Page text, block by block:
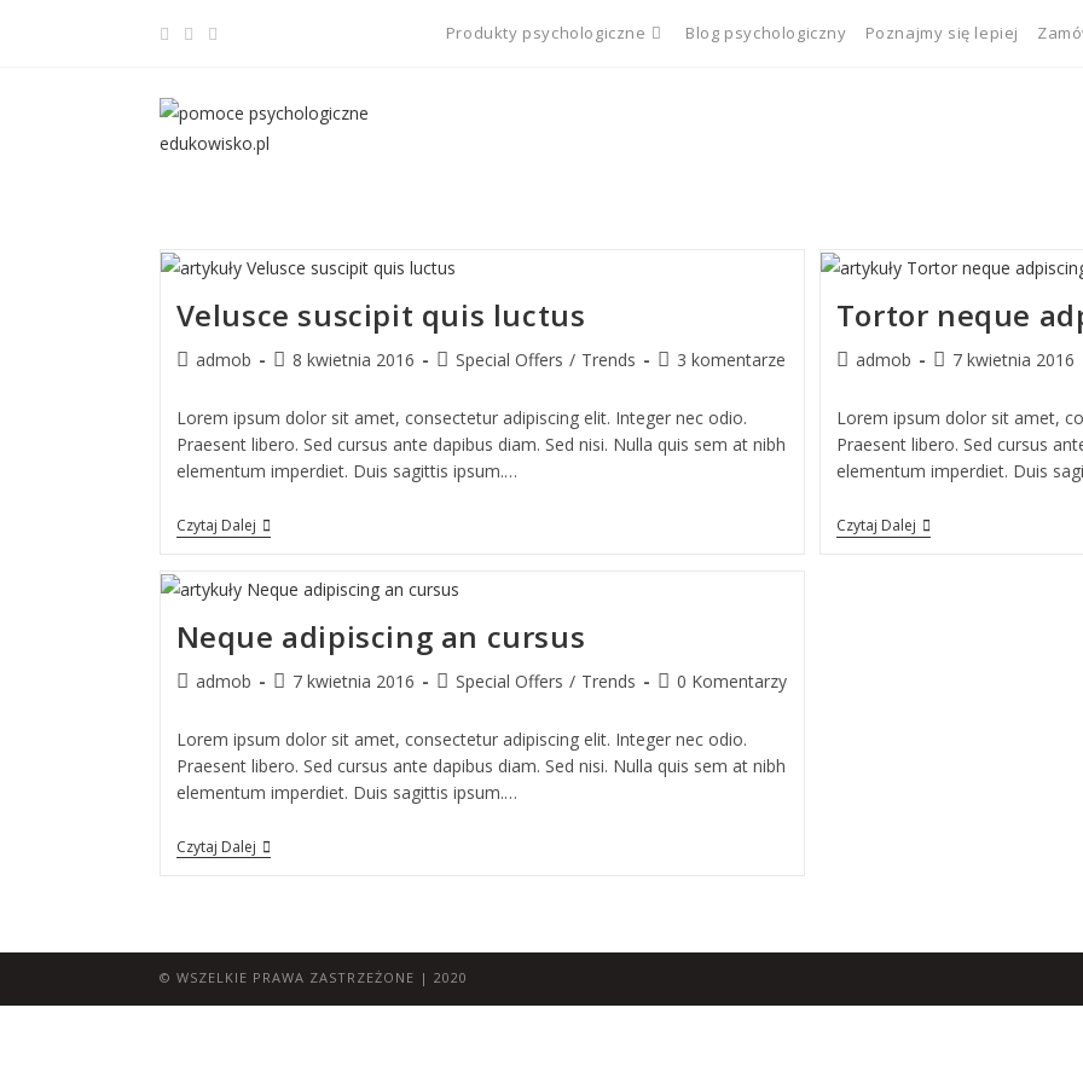
Produkty psychologiczne Blog psychologiczny Poznajmy się lepiej
Velusce suscipit quis luctus
admob 8 kwietnia 2016 Special Offers / Trends 3 komentarze
Lorem ipsum dolor sit amet, consectetur adipiscing elit. Integer nec odio.
Praesent libero. Sed cursus ante dapibus diam. Sed nisi. Nulla quis sem at nibh
elementum imperdiet. Duis sagittis ipsum.…
Czytaj Dalej
Tortor neque
admob 7 kwietnia 2016
Lorem ipsum dolor sit amet,
Praesent libero. Sed cursus
elementum imperdiet. Duis
Czytaj Dalej
Neque adipiscing an cursus
admob 7 kwietnia 2016 Special Offers / Trends 0 Komentarzy
Lorem ipsum dolor sit amet, consectetur adipiscing elit. Integer nec odio.
Praesent libero. Sed cursus ante dapibus diam. Sed nisi. Nulla quis sem at nibh
elementum imperdiet. Duis sagittis ipsum.…
Czytaj Dalej
© WSZELKIE PRAWA ZASTRZEŻONE | 2020